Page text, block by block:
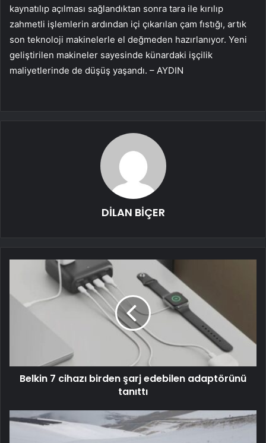
kaynatılıp açılması sağlandıktan sonra tara ile kırılıp
zahmetli işlemlerin ardından içi çıkarılan çam fıstığı, artık
son teknoloji makinelerle el değmeden hazırlanıyor. Yeni
geliştirilen makineler sayesinde künardaki işçilik
maliyetlerinde de düşüş yaşandı. – AYDIN
DİLAN BİÇER
Belkin 7 cihazı birden şarj edebilen adaptörünü
tanıttı